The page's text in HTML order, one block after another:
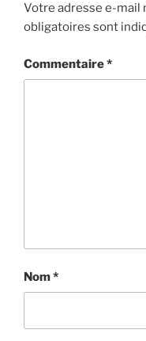
Votre adresse e-mail
obligatoires sont
Commentaire*
Nom*